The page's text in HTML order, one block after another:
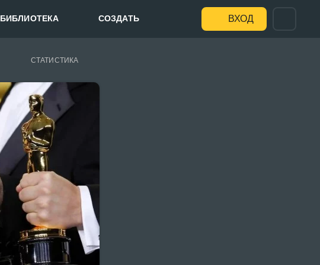
БИБЛИОТЕКА СОЗДАТЬ ВХОД
СТАТИСТИКА